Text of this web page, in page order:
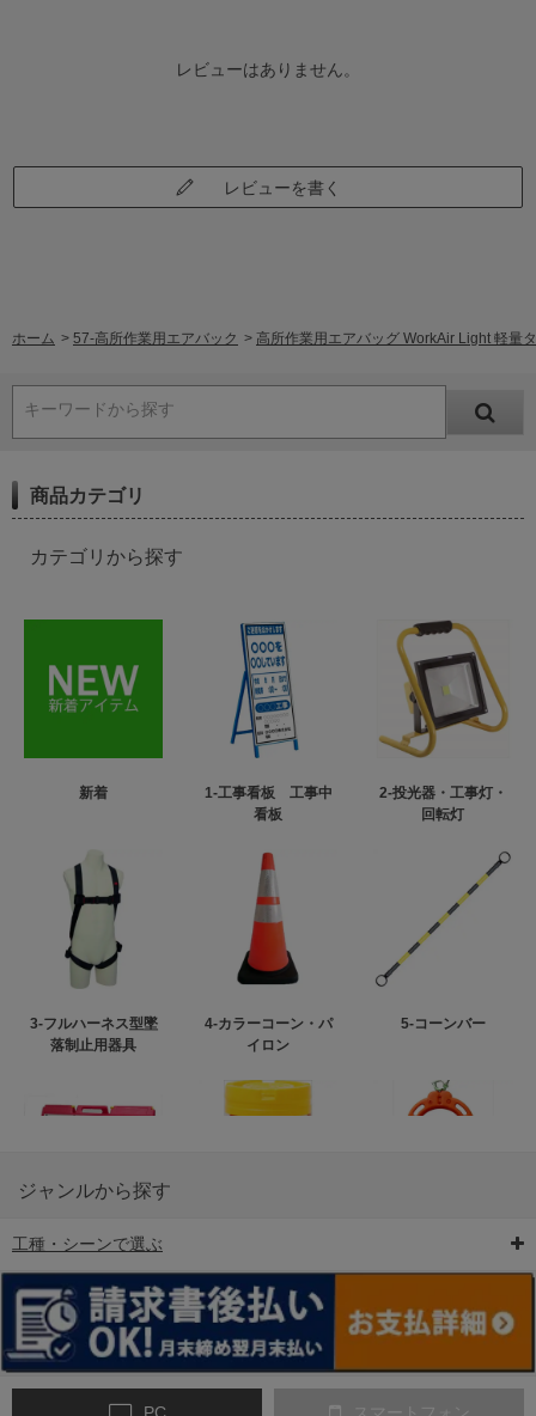
レビューはありません。
レビューを書く
ホーム > 57-高所作業用エアバック > 高所作業用エアバッグ WorkAir Light 軽量
キーワードから探す
商品カテゴリ
カテゴリから探す
新着
1-工事看板 工事中
看板
2-投光器・工事灯・
回転灯
3-フルハーネス型墜
落制止用器具
4-カラーコーン・パ
イロン
5-コーンバー
6-矢印板/LED矢印板
ンス
ジャンルから探す
工種・シーンで選ぶ